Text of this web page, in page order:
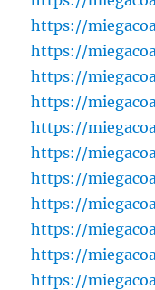
https://
https://
https://
https://
https://
https://
https://
https://
https://
https://
https://